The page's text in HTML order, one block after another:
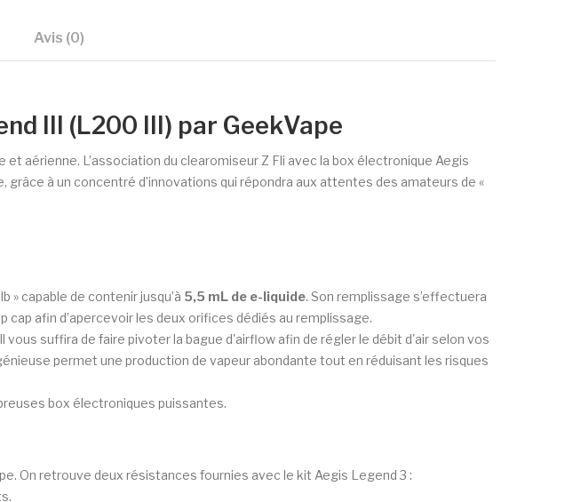
Avis (0)
III (L200 III) par GeekVape
aérienne. L’association du clearomiseur Z Fli avec la box électronique Aegis
à un concentré d’innovations qui répondra aux attentes des amateurs de «
» capable de contenir jusqu’à 5,5 mL de e-liquide. Son remplissage s’effectuera
afin d’apercevoir les deux orifices dédiés au remplissage.
vous suffira de faire pivoter la bague d'airflow afin de régler le débit d'air selon vos
permet une production de vapeur abondante tout en réduisant les risques
box électroniques puissantes.
On retrouve deux résistances fournies avec le kit Aegis Legend 3 :